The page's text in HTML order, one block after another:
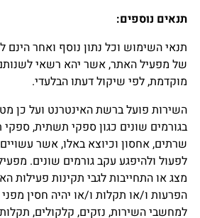
תנאים נוספים:
תנאי השימוש וכל נתון נוסף ואחר הינם
של מפעיל האתר, אשר יהא רשאי
מוקדמת, לפי שיקול דעתו הבלעדי.
השירות פועל ברשת האינטרנט ועל כן
בגורמים שונים כגון ספקי תשתית,
שרתים, אחסון וכיוצא באלו, אשר
לפעול ולהיפגע עקב גורמים שונים.
מצג או התחייבות לגבי תקינות פעילות
הפרעות ו/או תקלות ו/או יהיה חסין
למחשבי השירות, נזקים, קלקולים,